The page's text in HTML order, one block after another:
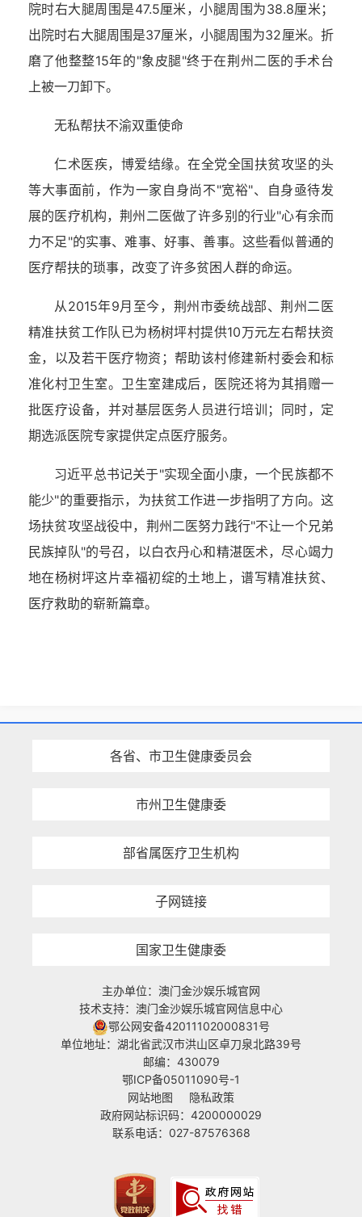
院时右大腿周围是47.5厘米，小腿周围为38.8厘米；
出院时右大腿周围是37厘米，小腿周围为32厘米。折
磨了他整整15年的"象皮腿"终于在荆州二医的手术台
上被一刀卸下。
无私帮扶不渝双重使命
仁术医疾，博爱结缘。在全党全国扶贫攻坚的头
等大事面前，作为一家自身尚不"宽裕"、自身亟待发
展的医疗机构，荆州二医做了许多别的行业"心有余而
力不足"的实事、难事、好事、善事。这些看似普通的
医疗帮扶的琐事，改变了许多贫困人群的命运。
从2015年9月至今，荆州市委统战部、荆州二医
精准扶贫工作队已为杨树坪村提供10万元左右帮扶资
金，以及若干医疗物资；帮助该村修建新村委会和标
准化村卫生室。卫生室建成后，医院还将为其捐赠一
批医疗设备，并对基层医务人员进行培训；同时，定
期选派医院专家提供定点医疗服务。
习近平总书记关于"实现全面小康，一个民族都不
能少"的重要指示，为扶贫工作进一步指明了方向。这
场扶贫攻坚战役中，荆州二医努力践行"不让一个兄弟
民族掉队"的号召，以白衣丹心和精湛医术，尽心竭力
地在杨树坪这片幸福初绽的土地上，谱写精准扶贫、
医疗救助的崭新篇章。
各省、市卫生健康委员会
市州卫生健康委
部省属医疗卫生机构
子网链接
国家卫生健康委
主办单位：澳门金沙娱乐城官网
技术支持：澳门金沙娱乐城官网信息中心
鄂公网安备42011102000831号
单位地址：湖北省武汉市洪山区卓刀泉北路39号
邮编：430079
鄂ICP备05011090号-1
网站地图
隐私政策
政府网站标识码：4200000029
联系电话：027-87576368